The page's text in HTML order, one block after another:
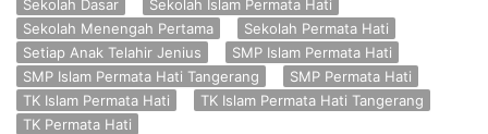
Sekolah Dasar
Sekolah Islam Permata Hati
Sekolah Menengah Pertama
Sekolah Permata Hati
Setiap Anak Telahir Jenius
SMP Islam Permata Hati
SMP Islam Permata Hati Tangerang
SMP Permata Hati
TK Islam Permata Hati
TK Islam Permata Hati Tangerang
TK Permata Hati